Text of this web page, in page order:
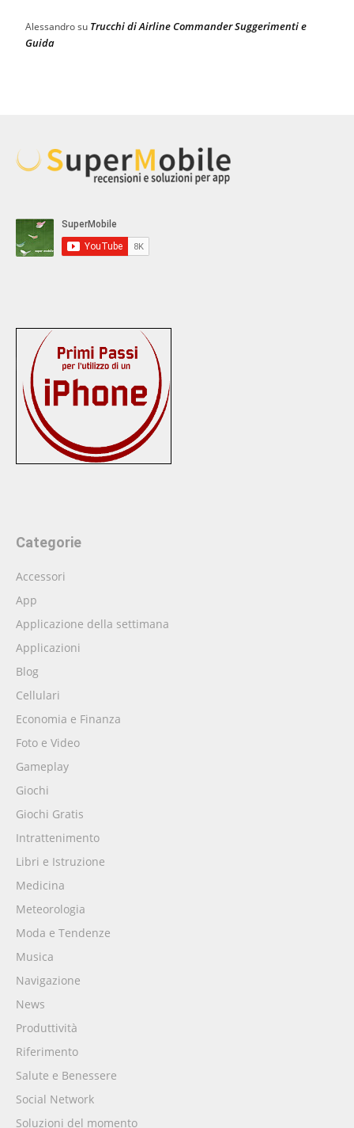
Alessandrosu Trucchi di Airline Commander Suggerimenti e
Guida
Categorie
Accessori
App
Applicazione della settimana
Applicazioni
Blog
Cellulari
Economia e Finanza
Foto e Video
Gameplay
Giochi
Giochi Gratis
Intrattenimento
Libri e Istruzione
Medicina
Meteorologia
Moda e Tendenze
Musica
Navigazione
News
Produttività
Riferimento
Salute e Benessere
Social Network
Soluzioni del momento